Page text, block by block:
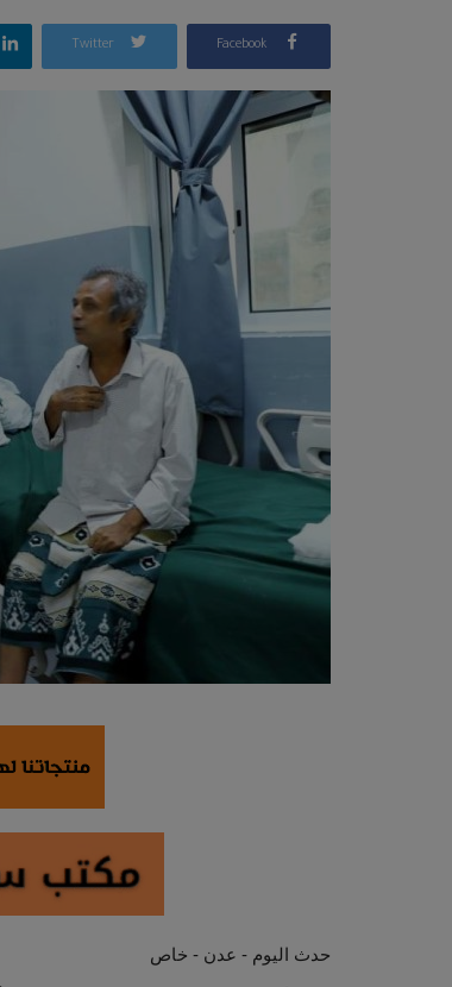
Facebook
Twitter
حدث اليوم - عدن - خاص